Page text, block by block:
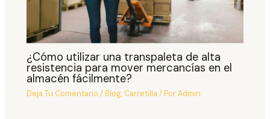
¿Cómo utilizar una transpaleta de alta
resistencia para mover mercancías en el
almacén fácilmente?
Deja Tu Comentario /Blog, Carretilla / PorAdmin